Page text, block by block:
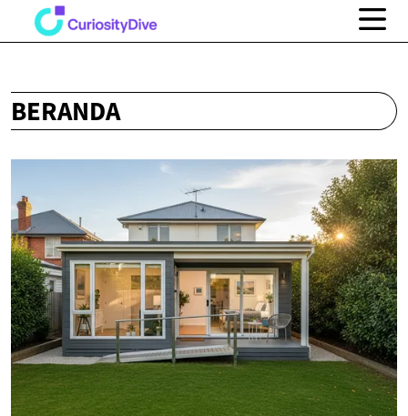
BERANDA